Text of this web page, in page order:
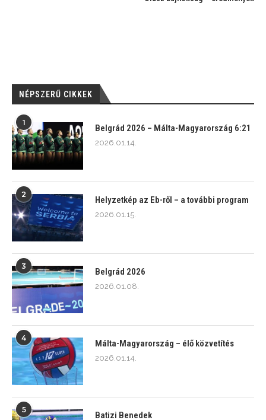
NÉPSZERŰ CIKKEK
1
Belgrád 2026 – Málta-Magyarország 6:21
2026.01.14.
2
Helyzetkép az Eb-ről – a további program
2026.01.15.
3
Belgrád 2026
2026.01.08.
4
Málta-Magyarország – élő közvetítés
2026.01.14.
5
Batizi Benedek